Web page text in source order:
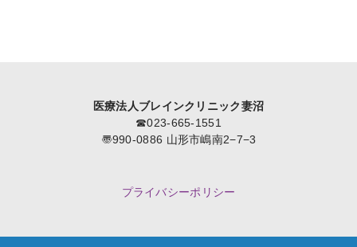
医療法人ブレインクリニック妻沼
☎︎023-665-1551
〠990-0886 山形市嶋南2−7−3
プライバシーポリシー